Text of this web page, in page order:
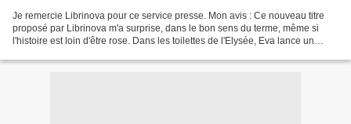
Je remercie Librinova pour ce service presse. Mon avis : Ce nouveau titre
proposé par Librinova m'a surprise, dans le bon sens du terme, même si
l'histoire est loin d'être rose. Dans les toilettes de l'Elysée, Eva lance un